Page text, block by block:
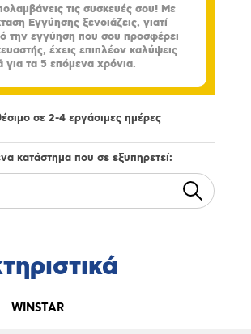
τις συσκευές σου! Με
Εγγύησης ξενοιάζεις, γιατί
την εγγύηση που σου προσφέρει
έχεις επιπλέον καλύψεις
για τα 5 επόμενα χρόνια.
σε 2-4 εργάσιμες ημέρες
κατάστημα που σε εξυπηρετεί:
WINSTAR